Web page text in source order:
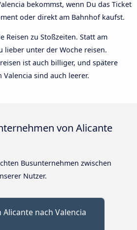
bekommst, wenn Du das Ticket
oder direkt am Bahnhof kaufst.
Reisen zu Stoßzeiten. Statt am
lieber unter der Woche reisen.
ist auch billiger, und spätere
Valencia sind auch leerer.
von Alicante
Busunternehmen zwischen
Nutzer.
Alicante nach Valencia